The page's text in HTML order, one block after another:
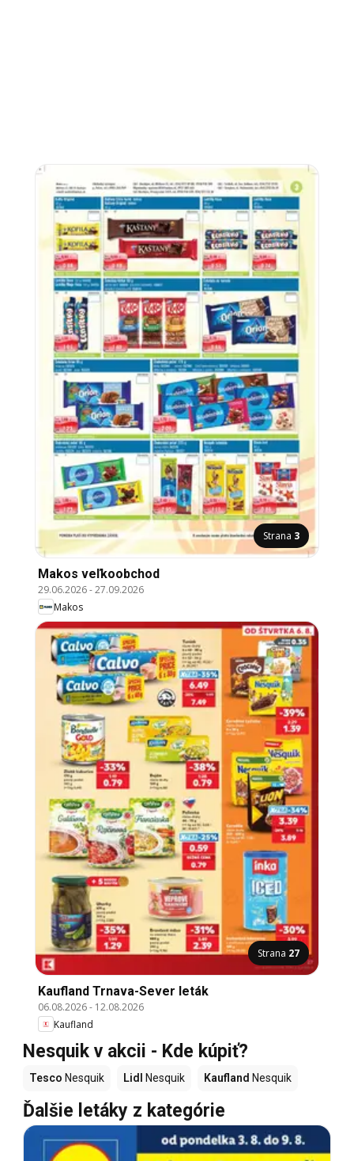
Strana 3
Makos veľkoobchod
29.06.2026-27.09.2026
Makos
Strana 27
Kaufland Trnava-Sever leták
06.08.2026- 12.08.2026
Kaufland
Nesquik v akcii - Kde kúpiť?
Tesco Nesquik Lidl Nesquik Kaufland Nesquik
Ďalšie letáky z kategórie